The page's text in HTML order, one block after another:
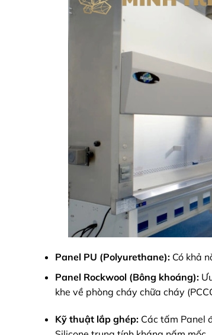
Panel PU (Polyurethane):Có khả
Panel Rockwool (Bông khoáng):
khe về phòng cháy chữa cháy
Kỹ thuật lắp ghép:Các tấm Panel